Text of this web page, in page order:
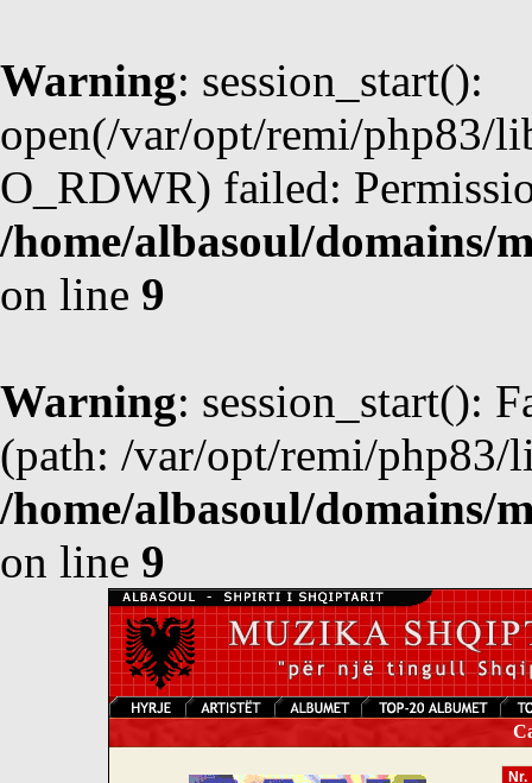
Warning: session_start():
open(/var/opt/remi/php83/
O_RDWR) failed:
/home/albasoul/domains/
on line 9
Warning: session_start():
(path: /var/opt/remi/php83/
/home/albasoul/domains/
on line 9
Nr.